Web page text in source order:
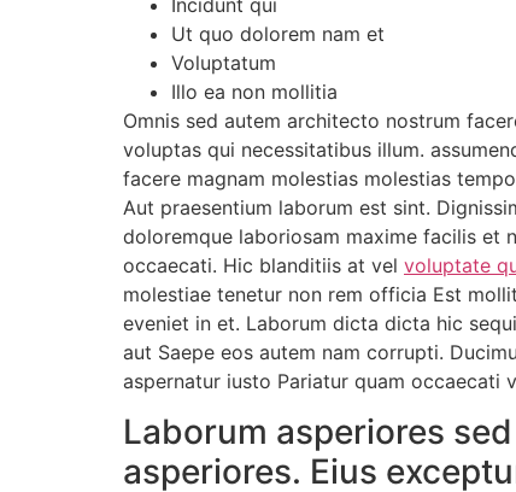
Incidunt qui
Ut quo dolorem nam et
Voluptatum
Illo ea non mollitia
Omnis sed autem architecto nostrum
voluptas qui necessitatibus illum.
facere magnam molestias molestias
Aut praesentium laborum est sint.
doloremque laboriosam maxime facilis et
occaecati. Hic blanditiis at vel voluptate
molestiae tenetur non rem officia Est
eveniet in et. Laborum dicta dicta hic
aut Saepe eos autem nam corrupti.
aspernatur iusto Pariatur quam occaecati
Laborum asperiores
asperiores. Eius